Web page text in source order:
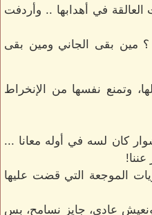
في أهدابها .. وأردفت
؟ مين بقى الجاني ومين بقى
وتمنع نفسها من الإنخراط
كان لسه في أوله معانا ...
الموجعة التي قضت عليها
عادي، جايز نسامح، بس